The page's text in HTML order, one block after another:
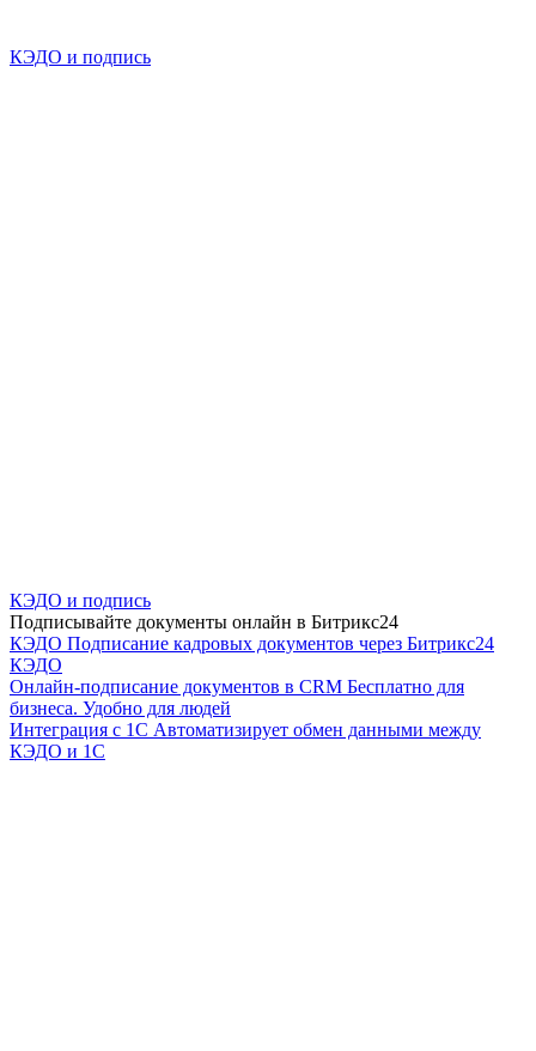
КЭДО и подпись
КЭДО и подпись
Подписывайте документы онлайн в Битрикс24
КЭДО Подписание кадровых документов через Битрикс24
КЭДО
Онлайн-подписание документов в CRM Бесплатно для
бизнеса. Удобно для людей
Интеграция с 1С Автоматизирует обмен данными между
КЭДО и 1С